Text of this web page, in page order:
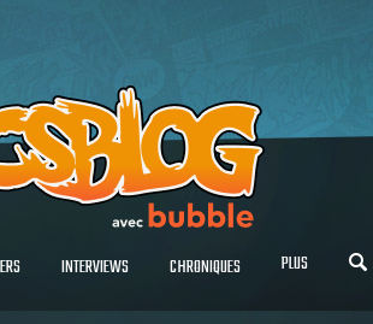
INTERVIEWS CHRONIQUES PLUS